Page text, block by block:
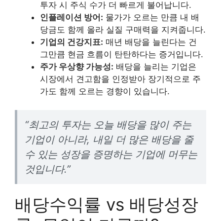
투자 시 주식 수가 더 빠르게 불어납니다.
인플레이션 방어: 물가가 오르는 만큼 내 배
당금도 함께 올라 실질 구매력을 지켜줍니다.
기업의 건강지표: 매년 배당을 늘린다는 건
그만큼 현금 흐름이 탄탄하다는 증거입니다.
주가 우상향 가능성: 배당을 늘리는 기업은
시장에서 견고함을 인정받아 장기적으로 주
가도 함께 오르는 경향이 있습니다.
“최고의 투자는 오늘 배당을 많이 주는
기업이 아니라, 내일 더 많은 배당을 줄
수 있는 성장을 증명하는 기업에 머무는
것입니다.”
배당수익률 vs 배당성장